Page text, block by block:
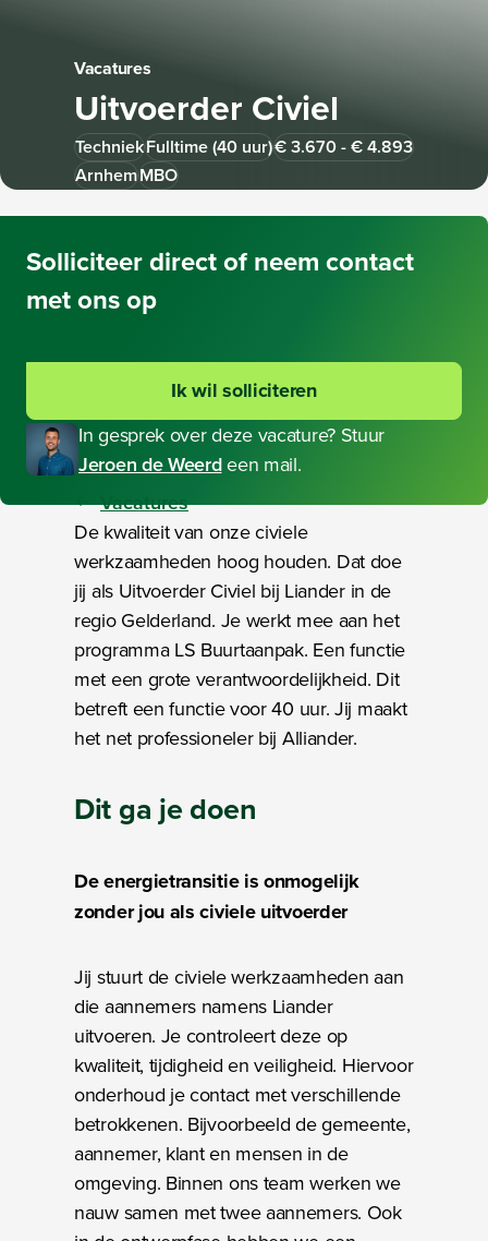
Vacatures
Uitvoerder Civiel
TechniekFulltime (40 uur)€ 3.670 - € 4.893
ArnhemMBO
Solliciteerdirect of neem contact
met ons op
Ik wil solliciteren
In gesprek over deze vacature? Stuur
Jeroen de Weerdeen mail.
Vacatures
De kwaliteit van onze civiele
werkzaamheden hoog houden. Dat doe
jij als Uitvoerder Civiel bij Liander in de
regio Gelderland. Je werkt mee aan het
programma LS Buurtaanpak. Een functie
met een grote verantwoordelijkheid. Dit
betreft een functie voor 40 uur. Jij maakt
het net professioneler bij Alliander.
Dit ga je doen
De energietransitie is onmogelijk
zonder jou als civiele uitvoerder
Jij stuurt de civiele werkzaamheden aan
die aannemers namens Liander
uitvoeren. Je controleert deze op
kwaliteit, tijdigheid en veiligheid. Hiervoor
onderhoud je contact met verschillende
betrokkenen. Bijvoorbeeld de gemeente,
aannemer, klant en mensen in de
omgeving. Binnen ons team werken we
nauw samen met twee aannemers. Ook